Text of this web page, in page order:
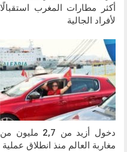
أكثر مطارات المغرب استقبالًا
لأفراد الجالية
دخول أزيد من 2,7 مليون من
مغاربة العالم منذ انطلاق عملية